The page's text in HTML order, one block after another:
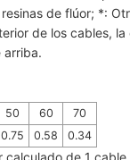
de flúor; *:
de los cables,
arriba.
50 60
70
0.75 0.58 0.34